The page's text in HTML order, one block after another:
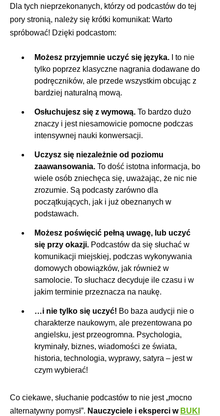
Dla tych nieprzekonanych, którzy od podcastów do tej
pory stronią, należy się krótki komunikat: Warto
spróbować! Dzięki podcastom:
Możesz przyjemnie uczyć się języka. I to nie
tylko poprzez klasyczne nagrania dodawane do
podręczników, ale przede wszystkim obcując z
bardziej naturalną mową.
Osłuchujesz się z wymową. To bardzo dużo
znaczy i jest niesamowicie pomocne podczas
intensywnej nauki konwersacji.
Uczysz się niezależnie od poziomu
zaawansowania. To dość istotna informacja, bo
wiele osób zniechęca się, uważając, że nic nie
zrozumie. Są podcasty zarówno dla
początkujących, jak i już obeznanych w
podstawach.
Możesz poświęcić pełną uwagę, lub uczyć
się przy okazji. Podcastów da się słuchać w
komunikacji miejskiej, podczas wykonywania
domowych obowiązków, jak również w
samolocie. To słuchacz decyduje ile czasu i w
jakim terminie przeznacza na naukę.
…i nie tylko się uczyć! Bo baza audycji nie o
charakterze naukowym, ale prezentowana po
angielsku, jest przeogromna. Psychologia,
kryminały, biznes, wiadomości ze świata,
historia, technologia, wyprawy, satyra – jest w
czym wybierać!
Co ciekawe, słuchanie podcastów to nie jest „mocno
alternatywny pomysł”. Nauczyciele i eksperci w BUKI